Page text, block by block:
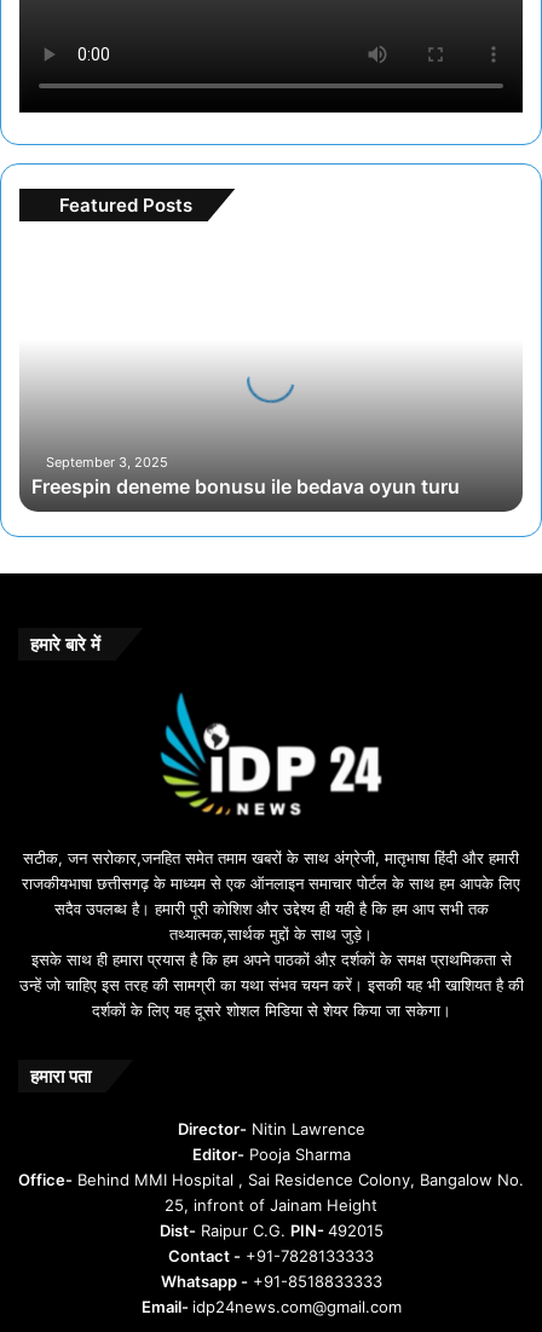
Featured Posts
September 3, 2025
Freespin deneme bonusu ile bedava oyun turu
हमारे बारे में
सटीक, जन सरोकार,जनहित समेत तमाम खबरों के साथ अंग्रेजी, मातृभाषा हिंदी और हमारी
राजकीयभाषा छत्तीसगढ़ के माध्यम से एक ऑनलाइन समाचार पोर्टल के साथ हम आपके लिए
सदैव उपलब्ध है। हमारी पूरी कोशिश और उद्देश्य ही यही है कि हम आप सभी तक
तथ्यात्मक,सार्थक मुद्दों के साथ जुड़े।
इसके साथ ही हमारा प्रयास है कि हम अपने पाठकों औऱ दर्शकों के समक्ष प्राथमिकता से
उन्हें जो चाहिए इस तरह की सामग्री का यथा संभव चयन करें। इसकी यह भी खाशियत है की
दर्शकों के लिए यह दूसरे शोशल मिडिया से शेयर किया जा सकेगा।
हमारा पता
Director-Nitin Lawrence
Editor-Pooja Sharma
Office- Behind MMI Hospital , Sai Residence Colony, Bangalow No.
25, infront of Jainam Height
Dist-Raipur C.G. PIN-492015
Contact - +91-7828133333
Whatsapp -+91-8518833333
Email- idp24news.com@gmail.com